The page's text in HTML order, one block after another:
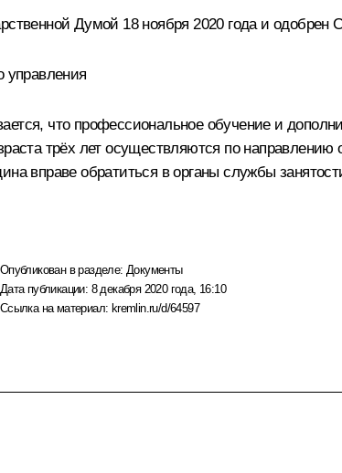
Думой 18 ноября 2020 года и одобрен
управления
что профессиональное обучение и
трёх лет осуществляются по
вправе обратиться в органы службы
Опубликован в разделе: Документы
Дата публикации: 8 декабря 2020 года, 16:10
Ссылка на материал: kremlin.ru/d/64597